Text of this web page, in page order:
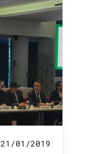
21/01/2019